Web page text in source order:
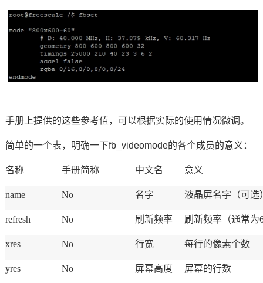
手册上提供的这些参考值，可以根据实际的使用情况微调。
简单的一个表，明确一下fb_videomode的各个成员的意义：
名称 手册简称 中文名 意义
name No 名字 液晶屏名字（可选
refresh No 刷新频率 刷新频率（通常为
xres No 行宽 每行的像素个数
yres No 屏幕高度 屏幕的行数